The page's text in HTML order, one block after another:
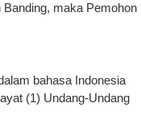
maka Pemohon
bahasa Indonesia
(1) Undang-Undang